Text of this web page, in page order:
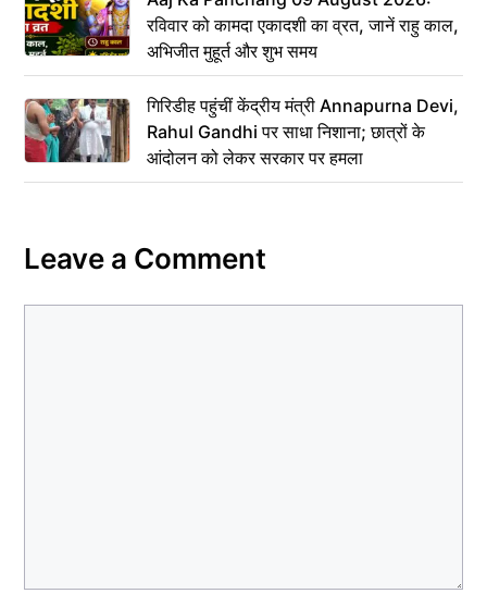
रविवार को कामदा एकादशी का व्रत, जानें राहु काल,
अभिजीत मुहूर्त और शुभ समय
गिरिडीह पहुंचीं केंद्रीय मंत्री Annapurna Devi,
Rahul Gandhi पर साधा निशाना; छात्रों के
आंदोलन को लेकर सरकार पर हमला
Leave a Comment